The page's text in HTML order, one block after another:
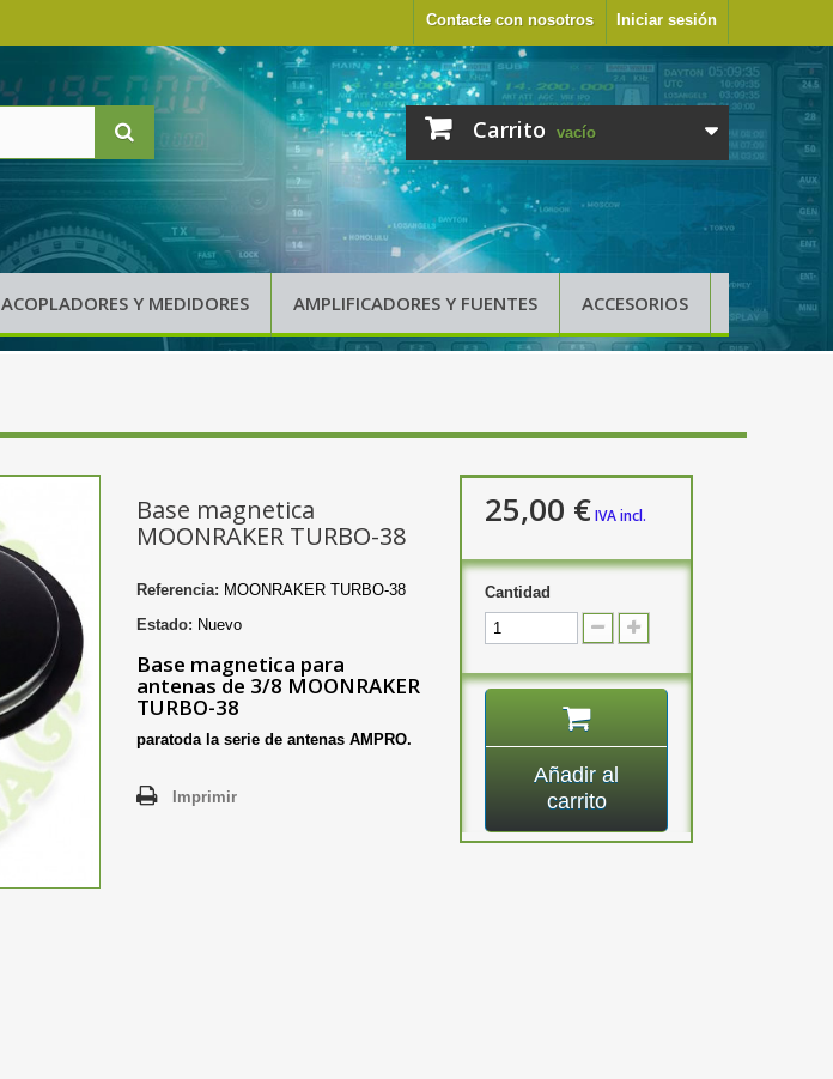
Iniciar sesión
Contacte con nosotros
Carrito vacío
ACOPLADORES Y MEDIDORES AMPLIFICADORES Y FUENTES ACCESORIOS
Base magnetica
MOONRAKER TURBO-38
Referencia: MOONRAKER TURBO-38
Estado: Nuevo
Base magnetica para
antenas de 3/8 MOONRAKER
TURBO-38
paratoda la serie de antenas AMPRO.
Imprimir
25,00 €IVA incl.
Cantidad
Añadir al
carrito